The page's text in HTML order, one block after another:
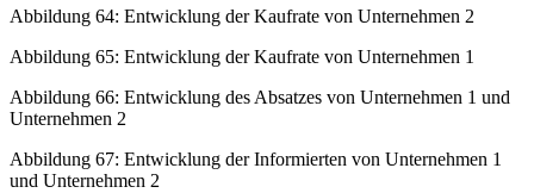
Abbildung 64: Entwicklung der Kaufrate von Unternehmen 2
Abbildung 65: Entwicklung der Kaufrate von Unternehmen 1
Abbildung 66: Entwicklung des Absatzes von Unternehmen 1 und
Unternehmen 2
Abbildung 67: Entwicklung der Informierten von Unternehmen 1
und Unternehmen 2